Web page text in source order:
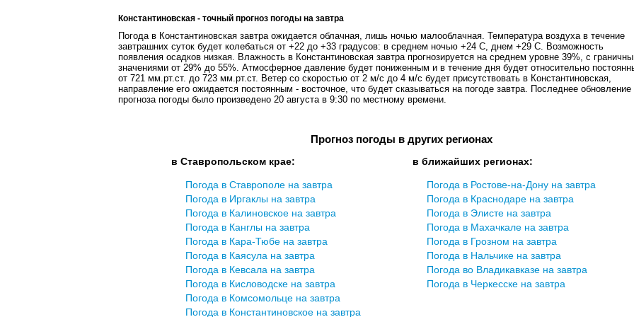
Константиновская - точный прогноз погоды на завтра
Погода в Константиновская завтра ожидается облачная, лишь ночью малооблачная. Температура воздуха в течение
завтрашних суток будет колебаться от +22 до +33 градусов: в среднем ночью +24 С, днем +29 С. Возможность
появления осадков низкая. Влажность в Константиновская завтра прогнозируется на среднем уровне 39%, с
значениями от 29% до 55%. Атмосферное давление будет пониженным и в течение дня будет относительно
от 721 мм.рт.ст. до 723 мм.рт.ст. Ветер со скоростью от 2 м/с до 4 м/c будет присутствовать в Константиновская,
направление его ожидается постоянным - восточное, что будет сказываться на погоде завтра. Последнее обновление
прогноза погоды было произведено 20 августа в 9:30 по местному времени.
Прогноз погоды в других регионах
в Ставропольском крае:
Погода в Ставрополе на завтра
Погода в Иргаклы на завтра
Погода в Калиновское на завтра
Погода в Канглы на завтра
Погода в Кара-Тюбе на завтра
Погода в Каясула на завтра
Погода в Кевсала на завтра
Погода в Кисловодске на завтра
Погода в Комсомольце на завтра
Погода в Константиновское на завтра
в ближайших регионах:
Погода в Ростове-на-Дону на завтра
Погода в Краснодаре на завтра
Погода в Элисте на завтра
Погода в Махачкале на завтра
Погода в Грозном на завтра
Погода в Нальчике на завтра
Погода во Владикавказе на завтра
Погода в Черкесске на завтра